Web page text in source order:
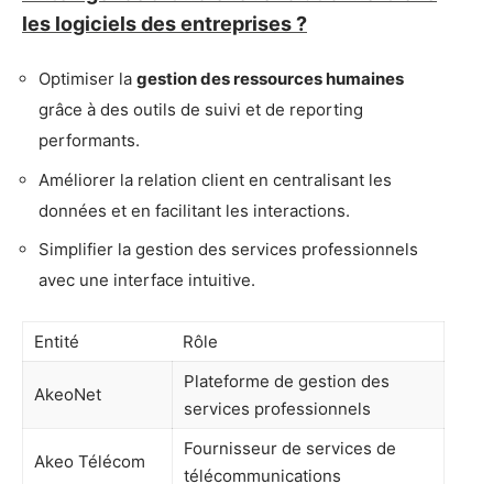
les logiciels des entreprises ?
Optimiser la gestion des ressources humaines
grâce à des outils de suivi et de reporting
performants.
Améliorer la relation client en centralisant les
données et en facilitant les interactions.
Simplifier la gestion des services professionnels
avec une interface intuitive.
Entité Rôle
AkeoNet
Plateforme de gestion des
services professionnels
Akeo Télécom
Fournisseur de services de
télécommunications